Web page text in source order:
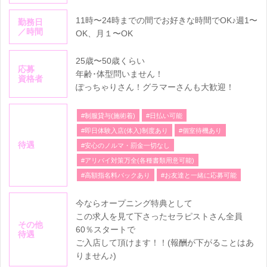
勤務日
／時間
11時〜24時までの間でお好きな時間でOK♪週1〜
OK、月１〜OK
応募
資格者
25歳〜50歳くらい
年齢･体型問いません！
ぽっちゃりさん！グラマーさんも大歓迎！
待遇
#制服貸与(施術着) #日払い可能
#即日体験入店(体入)制度あり #個室待機あり
#安心のノルマ・罰金一切なし
#アリバイ対策万全(各種書類用意可能)
#高額指名料バックあり #お友達と一緒に応募可能
その他
待遇
今ならオープニング特典として
この求人を見て下さったセラピストさん全員
60％スタートで
ご入店して頂けます！！(報酬が下がることはあ
りません♪)